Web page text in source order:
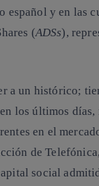
español y en las
(ADSs),
a un histórico;
los últimos días,
en el
de
social